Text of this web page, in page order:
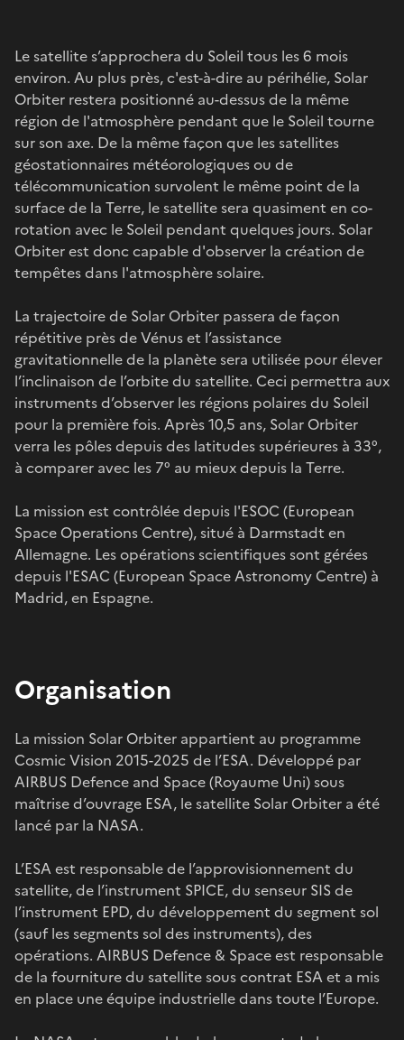
Le satellite s’approchera du Soleil tous les 6 mois
environ. Au plus près, c'est-à-dire au périhélie, Solar
Orbiter restera positionné au-dessus de la même
région de l'atmosphère pendant que le Soleil tourne
sur son axe. De la même façon que les satellites
géostationnaires météorologiques ou de
télécommunication survolent le même point de la
surface de la Terre, le satellite sera quasiment en co-
rotation avec le Soleil pendant quelques jours. Solar
Orbiter est donc capable d'observer la création de
tempêtes dans l'atmosphère solaire.
La trajectoire de Solar Orbiter passera de façon
répétitive près de Vénus et l’assistance
gravitationnelle de la planète sera utilisée pour élever
l’inclinaison de l’orbite du satellite. Ceci permettra aux
instruments d’observer les régions polaires du Soleil
pour la première fois. Après 10,5 ans, Solar Orbiter
verra les pôles depuis des latitudes supérieures à 33°,
à comparer avec les 7° au mieux depuis la Terre.
La mission est contrôlée depuis l'ESOC (European
Space Operations Centre), situé à Darmstadt en
Allemagne. Les opérations scientifiques sont gérées
depuis l'ESAC (European Space Astronomy Centre) à
Madrid, en Espagne.
Organisation
La mission Solar Orbiter appartient au programme
Cosmic Vision 2015-2025 de l’ESA. Développé par
AIRBUS Defence and Space (Royaume Uni) sous
maîtrise d’ouvrage ESA, le satellite Solar Orbiter a été
lancé par la NASA.
L’ESA est responsable de l’approvisionnement du
satellite, de l’instrument SPICE, du senseur SIS de
l’instrument EPD, du développement du segment sol
(sauf les segments sol des instruments), des
opérations. AIRBUS Defence & Space est responsable
de la fourniture du satellite sous contrat ESA et a mis
en place une équipe industrielle dans toute l’Europe.